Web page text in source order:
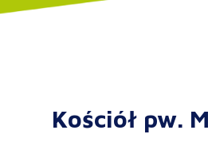
Kościół pw.